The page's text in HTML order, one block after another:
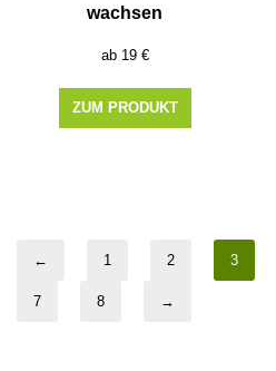
wachsen
19 €
ZUM PRODUKT
← 1 2 3
7 8 →